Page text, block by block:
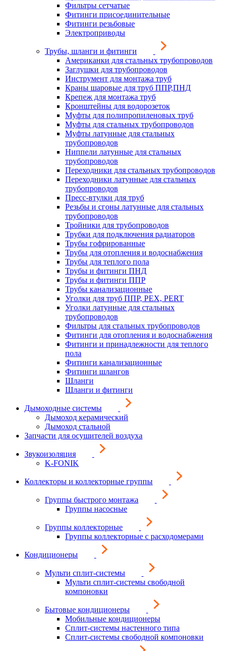
Фильтры сетчатые
Фитинги присоединительные
Фитинги резьбовые
Электроприводы
Трубы, шланги и фитинги
Американки для стальных трубопроводов
Заглушки для трубопроводов
Инструмент для монтажа труб
Краны шаровые для труб ППР,ПНД
Крепеж для монтажа труб
Кронштейны для водорозеток
Муфты для полипропиленовых труб
Муфты для стальных трубопроводов
Муфты латунные для стальных
трубопроводов
Ниппели латунные для стальных
трубопроводов
Переходники для стальных трубопроводов
Переходники латунные для стальных
трубопроводов
Пресс-втулки для труб
Резьбы и сгоны латунные для стальных
трубопроводов
Тройники для трубопроводов
Трубки для подключения радиаторов
Трубы гофрированные
Трубы для отопления и водоснабжения
Трубы для теплого пола
Трубы и фитинги ПНД
Трубы и фитинги ППР
Трубы канализационные
Уголки для труб ППР, PEX, PERT
Уголки латунные для стальных
трубопроводов
Фильтры для стальных трубопроводов
Фитинги для отопления и водоснабжения
Фитинги и принадлежности для теплого
пола
Фитинги канализационные
Фитинги шлангов
Шланги
Шланги и фитинги
Дымоходные системы
Дымоход керамический
Дымоход стальной
Запчасти для осушителей воздуха
Звукоизоляция
K-FONIK
Коллекторы и коллекторные группы
Группы быстрого монтажа
Группы насосные
Группы коллекторные
Группы коллекторные с расходомерами
Кондиционеры
Мульти сплит-системы
Мульти сплит-системы свободной
компоновки
Бытовые кондиционеры
Мобильные кондиционеры
Сплит-системы настенного типа
Сплит-системы свободной компоновки